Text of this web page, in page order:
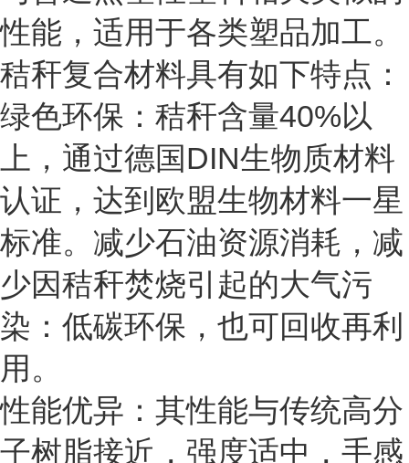
性能，适用于各类塑品加工。
秸秆复合材料具有如下特点：
绿色环保：秸秆含量40%以
上，通过德国DIN生物质材料
认证，达到欧盟生物材料一星
标准。减少石油资源消耗，减
少因秸秆焚烧引起的大气污
染：低碳环保，也可回收再利
用。
性能优异：其性能与传统高分
子树脂接近，强度适中，手感